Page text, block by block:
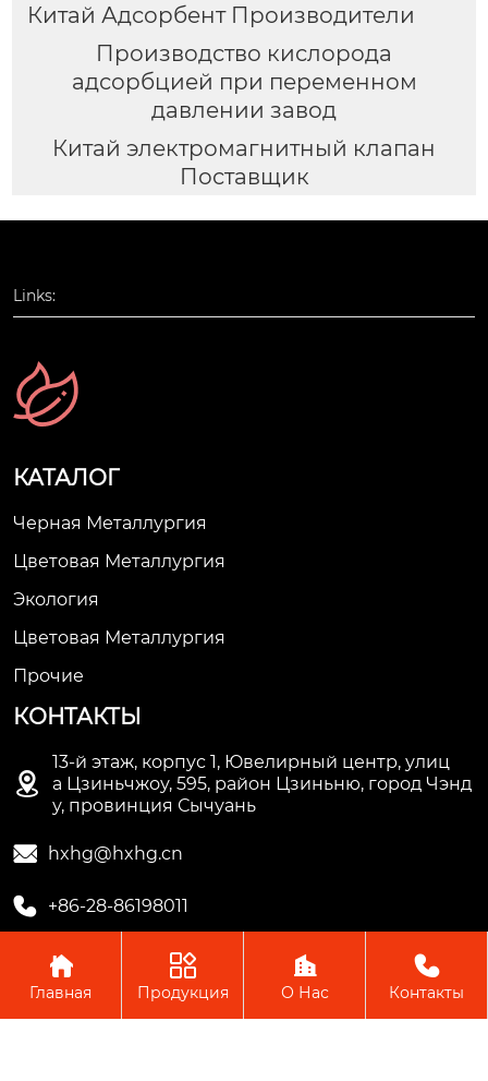
Китай Адсорбент Производители
Производство кислорода
адсорбцией при переменном
давлении завод
Китай электромагнитный клапан
Поставщик
Links:
КАТАЛОГ
Черная Металлургия
Цветовая Металлургия
Экология
Цветовая Металлургия
Прочие
КОНТАКТЫ

13-й этаж, корпус 1, Ювелирный центр, улиц
а Цзиньчжоу, 595, район Цзиньню, город Чэнд
у, провинция Сычуань
 hxhg@hxhg.cn
 +86-28-86198011
Copyright © ООО Чэнду Ичжи Технолоджи

Главная

Продукция

О Нас

Контакты
Пожалуйста, оставьте нам сообщение